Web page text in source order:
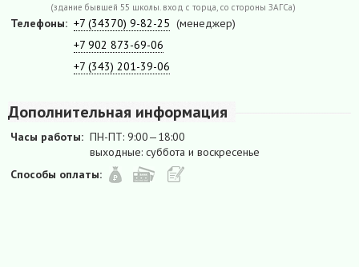
(здание бывшей 55 школы. вход с торца, со стороны ЗАГСа)
Телефоны: +7 (34370) 9-82-25 (менеджер)
+7 902 873-69-06
+7 (343) 201-39-06
Дополнительная информация
Часы работы: ПН-ПТ: 9:00—18:00
выходные: суббота и воскресенье
Способы оплаты: